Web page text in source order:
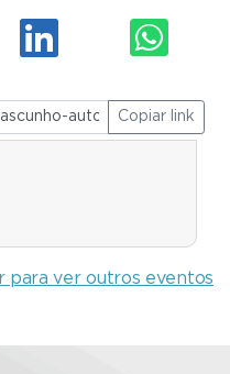
Copiar link
para ver outros eventos